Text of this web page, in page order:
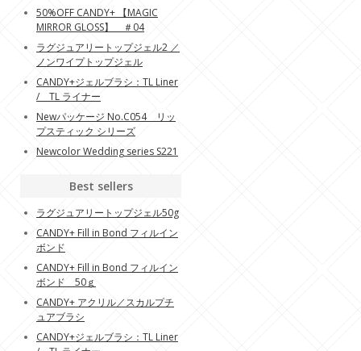
50%OFF CANDY+ 【MAGIC
MIRROR GLOSS】 ＃04
ラグジュアリートップジェル2 ／
ノンワイプトップジェル
CANDY+ジェルブラシ：TL Liner
/ TL ライナー
Newパッケージ No.C054 リッ
プスティック シリーズ
Newcolor Wedding series S221
Best sellers
ラグジュアリートップジェル50g
CANDY+ Fill in Bond フィルイン
ボンド
CANDY+ Fill in Bond フィルイン
ボンド 50ｇ
CANDY+ アクリル／スカルプチ
ュアブラシ
CANDY+ジェルブラシ：TL Liner